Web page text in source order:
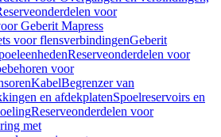
voor
Geberit Mapress
voor flensverbindingenGeberit
Reserveonderdelen voor
voor
KabelBegrenzer van
en afdekplatenSpoelreservoirs en
Reserveonderdelen voor
met